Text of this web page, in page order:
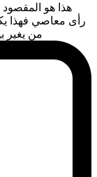
هذا هو المقصود
رأى معاصي فهذا
من يغير